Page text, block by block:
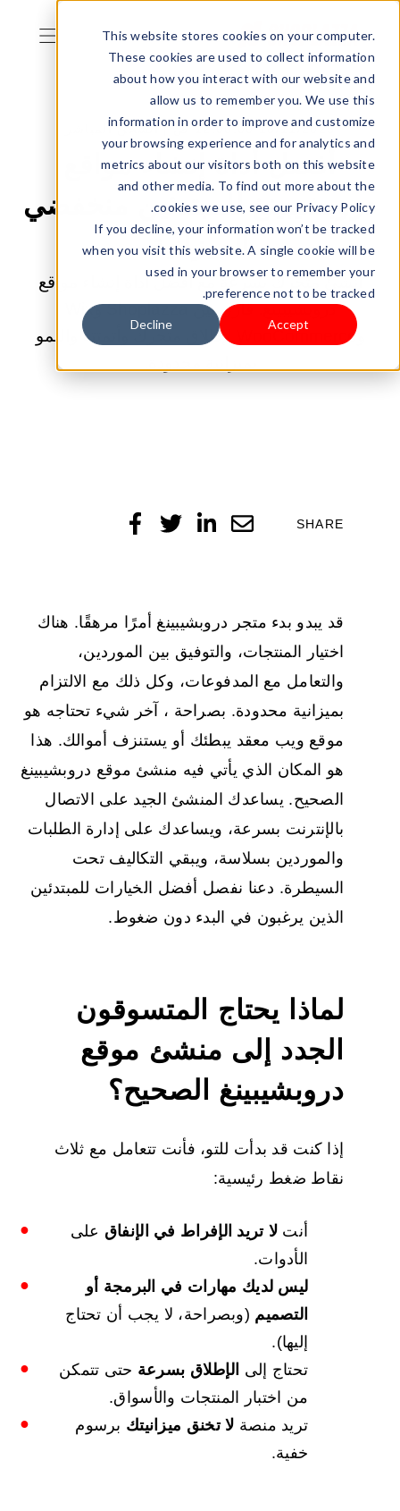
This website stores cookies on your computer.
These cookies are used to collect information
about how you interact with our website and
allow us to remember you. We use this
information in order to improve and customize
your browsing experience and for analytics and
metrics about our visitors both on this website
and other media. To find out more about the
cookies we use, see our Privacy Policy.
If you decline, your information won’t be tracked
when you visit this website. A single cookie will be
used in your browser to remember your
preference not to be tracked.
Accept
Decline
18/11/2025 12:00:00 ص | الشحن المباشر
أفضل أداة إنشاء مواقع
دروبشيبينغ للمبتدئين منخفضي
الميزانية
أنشئ متجرك بسرعة مع أفضل أداة إنشاء مواقع
دروبشيبينغ. قارن بين Shoplazza وWix
وWooCommerce لإطلاق متجرك وأتمتته والنمو
SHARE
قد يبدو بدء متجر دروبشيبينغ أمرًا مرهقًا. هناك
اختيار المنتجات، والتوفيق بين الموردين،
والتعامل مع المدفوعات، وكل ذلك مع الالتزام
بميزانية محدودة. بصراحة ، آخر شيء تحتاجه هو
موقع ويب معقد يبطئك أو يستنزف أموالك. هذا
هو المكان الذي يأتي فيه منشئ موقع دروبشيبينغ
الصحيح. يساعدك المنشئ الجيد على الاتصال
بالإنترنت بسرعة، ويساعدك على إدارة الطلبات
والموردين بسلاسة، ويبقي التكاليف تحت
السيطرة. دعنا نفصل أفضل الخيارات للمبتدئين
الذين يرغبون في البدء دون ضغوط.
لماذا يحتاج المتسوقون
الجدد إلى منشئ موقع
دروبشيبينغ الصحيح؟
إذا كنت قد بدأت للتو، فأنت تتعامل مع ثلاث
نقاط ضغط رئيسية:
أنت لا تريد الإفراط في الإنفاق على
الأدوات.
ليس لديك مهارات في البرمجة أو
التصميم (وبصراحة، لا يجب أن تحتاج
إليها).
تحتاج إلى الإطلاق بسرعة حتى تتمكن
من اختبار المنتجات والأسواق.
تريد منصة لا تخنق ميزانيتك برسوم
خفية.